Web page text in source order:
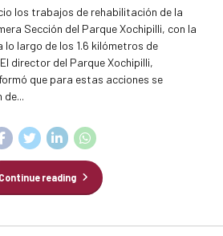
los trabajos de rehabilitación de la
Sección del Parque Xochipilli, con la
lo largo de los 1.6 kilómetros de
director del Parque Xochipilli,
que para estas acciones se
Continue reading